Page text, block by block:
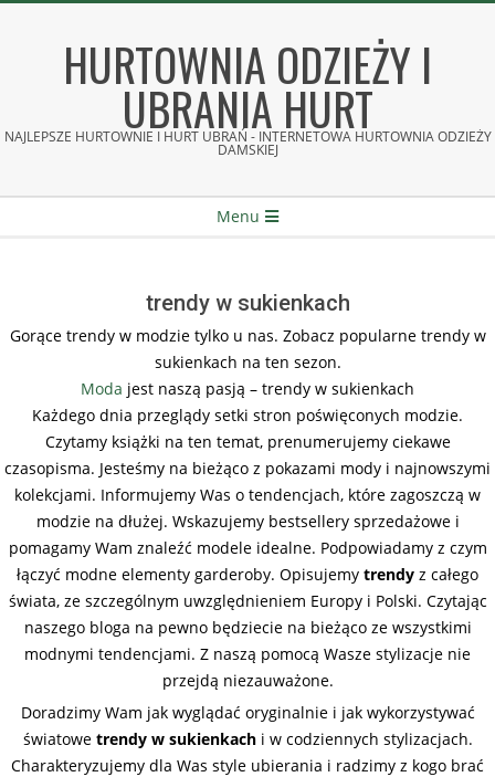
HURTOWNIA ODZIEŻY I
UBRANIA HURT
NAJLEPSZE HURTOWNIE I HURT UBRAŃ - INTERNETOWA HURTOWNIA ODZIEŻY
DAMSKIEJ
Menu
trendy w sukienkach
Gorące trendy w modzie tylko u nas. Zobacz popularne trendy w
sukienkach na ten sezon.
Moda jest naszą pasją – trendy w sukienkach
Każdego dnia przeglądy setki stron poświęconych modzie.
Czytamy książki na ten temat, prenumerujemy ciekawe
czasopisma. Jesteśmy na bieżąco z pokazami mody i najnowszymi
kolekcjami. Informujemy Was o tendencjach, które zagoszczą w
modzie na dłużej. Wskazujemy bestsellery sprzedażowe i
pomagamy Wam znaleźć modele idealne. Podpowiadamy z czym
łączyć modne elementy garderoby. Opisujemy trendy z całego
świata, ze szczególnym uwzględnieniem Europy i Polski. Czytając
naszego bloga na pewno będziecie na bieżąco ze wszystkimi
modnymi tendencjami. Z naszą pomocą Wasze stylizacje nie
przejdą niezauważone.
Doradzimy Wam jak wyglądać oryginalnie i jak wykorzystywać
światowe trendy w sukienkach i w codziennych stylizacjach.
Charakteryzujemy dla Was style ubierania i radzimy z kogo brać